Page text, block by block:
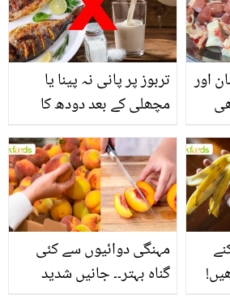
تربوز پر پانی نہ پینا یا
مچھلی کے بعد دودھ کا
سے متعلق غلط فہمیوں کی
حقیقت کیا ہے اور افواہ
کیا؟
کے 4 آسان اور
مہنگی دوائیوں سے کئی
گناہ بہتر۔۔ جانیں شدید